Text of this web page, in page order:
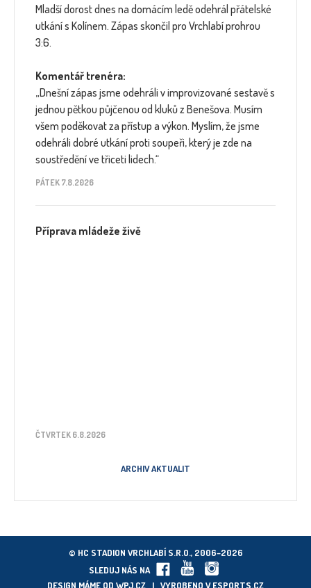
Mladší dorost dnes na domácím ledě odehrál přátelské
utkání s Kolínem. Zápas skončil pro Vrchlabí prohrou
3:6.
Komentář trenéra:
„Dnešní zápas jsme odehráli v improvizované sestavě s
jednou pětkou půjčenou od kluků z Benešova. Musím
všem poděkovat za přístup a výkon. Myslím, že jsme
odehráli dobré utkání proti soupeři, který je zde na
soustředění ve třiceti lidech.“
PÁTEK 7.8.2026
Příprava mládeže živě
ČTVRTEK 6.8.2026
ARCHIV AKTUALIT
© HC STADION VRCHLABÍ S.R.O., 2006–2026
SLEDUJ NÁS NA
DESIGN MÁME OD WPJ.CZ | VYROBENO VESPORTS.CZ